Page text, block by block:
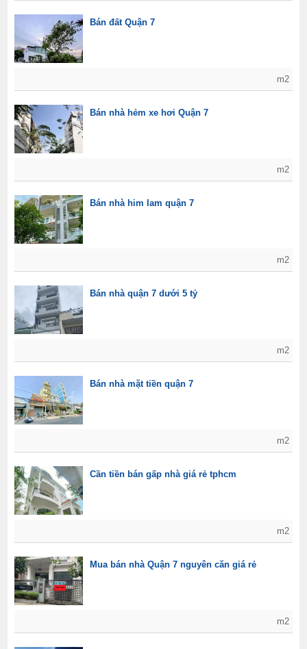
m2
Bán đất Quận 7
m2
Bán nhà hẻm xe hơi Quận 7
m2
Bán nhà him lam quận 7
m2
Bán nhà quận 7 dưới 5 tỷ
m2
Bán nhà mặt tiền quận 7
m2
Cần tiền bán gấp nhà giá rẻ tphcm
m2
Mua bán nhà Quận 7 nguyên căn giá rẻ